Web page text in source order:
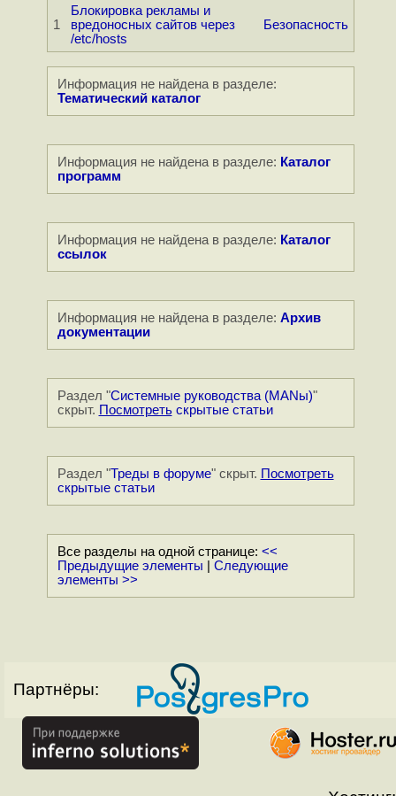
1
Блокировка рекламы и
вредоносных сайтов через
/etc/hosts
Безопасность
Информация не найдена в разделе:
Тематический каталог
Информация не найдена в разделе: Каталог
программ
Информация не найдена в разделе: Каталог
ссылок
Информация не найдена в разделе: Архив
документации
Раздел "Системные руководства (MANы)"
скрыт. Посмотретьскрытые статьи
Раздел "Треды в форуме" скрыт. Посмотреть
скрытые статьи
Все разделы на одной странице: <<
Предыдущие элементы
Следующие
элементы >>
Партнёры: